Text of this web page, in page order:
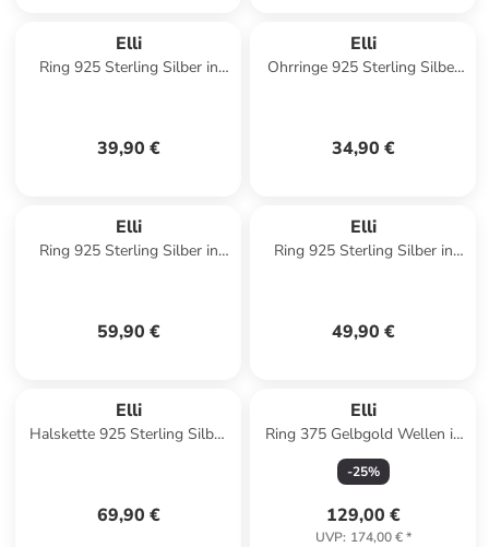
Elli
Ring 925 Sterling Silber in
39,90 €
Elli
Ohrringe 925 Sterling Silber
34,90 €
Elli
Ring 925 Sterling Silber in
59,90 €
Elli
Ring 925 Sterling Silber in
49,90 €
Elli
Halskette 925 Sterling Silber
69,90 €
Elli
Ring 375 Gelbgold Wellen in
Gold
-25%
129,00 €
UVP: 174,00 €*